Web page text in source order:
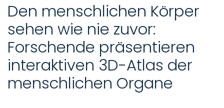
Den menschlichen Körper
sehen wie nie zuvor:
Forschende präsentieren
interaktiven 3D-Atlas der
menschlichen Organe